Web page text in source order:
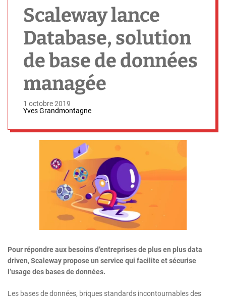
Scaleway lance
Database, solution
de base de données
managée
1 octobre 2019
Yves Grandmontagne
Pour répondre aux besoins d’entreprises de plus en plus data
driven, Scaleway propose un service qui facilite et sécurise
l’usage des bases de données.
Les bases de données, briques standards incontournables des